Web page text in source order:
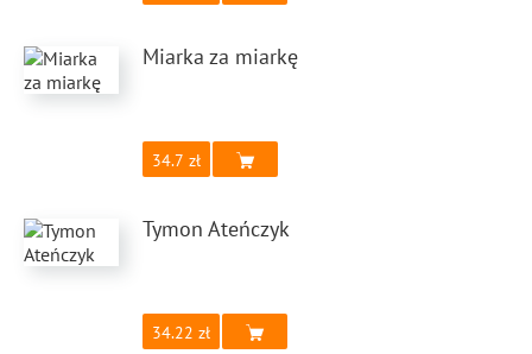
Miarka za miarkę
34.7
Tymon Ateńczyk
34.22